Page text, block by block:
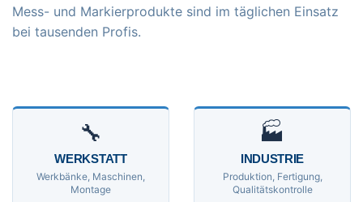
Mess- und Markierprodukte sind im täglichen Einsatz
bei tausenden Profis.
🔧
WERKSTATT
Werkbänke, Maschinen,
Montage
🏭
INDUSTRIE
Produktion, Fertigung,
Qualitätskontrolle